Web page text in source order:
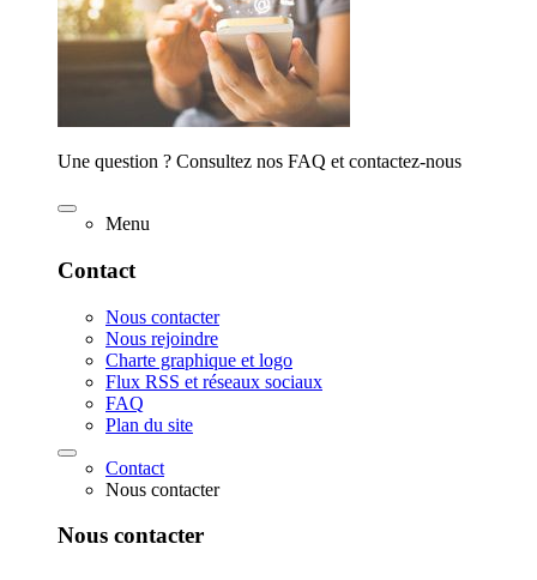
Une question ? Consultez nos FAQ et contactez-nous
Menu
Contact
Nous contacter
Nous rejoindre
Charte graphique et logo
Flux RSS et réseaux sociaux
FAQ
Plan du site
Contact
Nous contacter
Nous contacter